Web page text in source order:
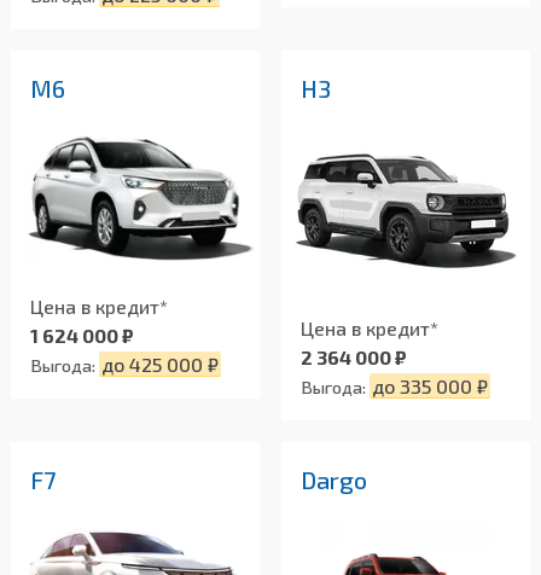
M6
Цена в кредит*
1 624 000 ₽
Выгода: до 425 000 ₽
H3
Цена в кредит*
2 364 000 ₽
Выгода: до 335 000 ₽
F7 Dargo